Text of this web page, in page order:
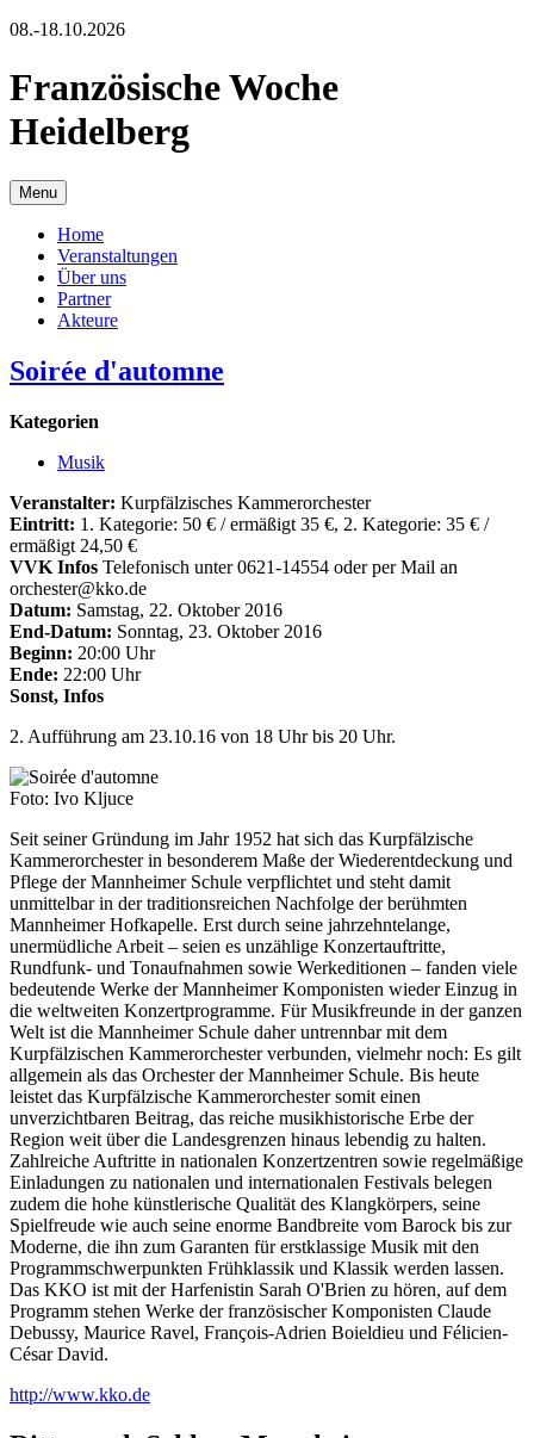
08.-18.10.2026
Französische Woche
Heidelberg
Menu
Home
Veranstaltungen
Über uns
Partner
Akteure
Soirée d'automne
Kategorien
Musik
Veranstalter: Kurpfälzisches Kammerorchester
Eintritt: 1. Kategorie: 50 € / ermäßigt 35 €, 2. Kategorie: 35 € /
ermäßigt 24,50 €
VVK Infos Telefonisch unter 0621-14554 oder per Mail an
orchester@kko.de
Datum: Samstag, 22. Oktober 2016
End-Datum: Sonntag, 23. Oktober 2016
Beginn: 20:00 Uhr
Ende: 22:00 Uhr
Sonst, Infos
2. Aufführung am 23.10.16 von 18 Uhr bis 20 Uhr.
Foto: Ivo Kljuce
Seit seiner Gründung im Jahr 1952 hat sich das Kurpfälzische
Kammerorchester in besonderem Maße der Wiederentdeckung und
Pflege der Mannheimer Schule verpflichtet und steht damit
unmittelbar in der traditionsreichen Nachfolge der berühmten
Mannheimer Hofkapelle. Erst durch seine jahrzehntelange,
unermüdliche Arbeit – seien es unzählige Konzertauftritte,
Rundfunk- und Tonaufnahmen sowie Werkeditionen – fanden viele
bedeutende Werke der Mannheimer Komponisten wieder Einzug in
die weltweiten Konzertprogramme. Für Musikfreunde in der ganzen
Welt ist die Mannheimer Schule daher untrennbar mit dem
Kurpfälzischen Kammerorchester verbunden, vielmehr noch: Es gilt
allgemein als das Orchester der Mannheimer Schule. Bis heute
leistet das Kurpfälzische Kammerorchester somit einen
unverzichtbaren Beitrag, das reiche musikhistorische Erbe der
Region weit über die Landesgrenzen hinaus lebendig zu halten.
Zahlreiche Auftritte in nationalen Konzertzentren sowie regelmäßige
Einladungen zu nationalen und internationalen Festivals belegen
zudem die hohe künstlerische Qualität des Klangkörpers, seine
Spielfreude wie auch seine enorme Bandbreite vom Barock bis zur
Moderne, die ihn zum Garanten für erstklassige Musik mit den
Programmschwerpunkten Frühklassik und Klassik werden lassen.
Das KKO ist mit der Harfenistin Sarah O'Brien zu hören, auf dem
Programm stehen Werke der französischer Komponisten Claude
Debussy, Maurice Ravel, François-Adrien Boieldieu und Félicien-
César David.
http://www.kko.de